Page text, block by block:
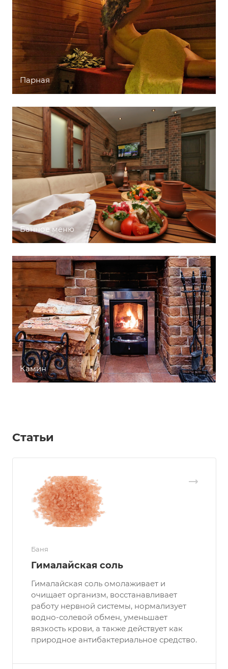
Парная
Банное меню
Камин
Статьи
Баня
Гималайская соль
Гималайская соль омолаживает и
очищает организм, восстанавливает
работу нервной системы, нормализует
водно-солевой обмен, уменьшает
вязкость крови, а также действует как
природное антибактериальное средство.